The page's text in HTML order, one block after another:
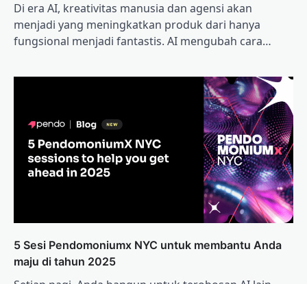
Di era AI, kreativitas manusia dan agensi akan
menjadi yang meningkatkan produk dari hanya
fungsional menjadi fantastis. AI mengubah cara…
5 Sesi Pendomoniumx NYC untuk membantu Anda
maju di tahun 2025